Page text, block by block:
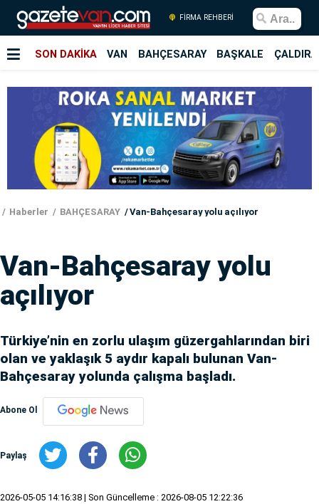
FİRMA REHBERİ
SON DAKİKA VAN BAHÇESARAY BAŞKALE
Haberler BAHÇESARAY Van-Bahçesaray yolu açılıyor
Van-Bahçesaray yolu
açılıyor
Türkiye’nin en zorlu ulaşım güzergahlarından biri
olan ve yaklaşık 5 aydır kapalı bulunan Van-
Bahçesaray yolunda çalışma başladı.
Abone Ol
Paylaş
2026-05-05 14:16:38 | Son Güncelleme : 2026-08-05 12:22:36